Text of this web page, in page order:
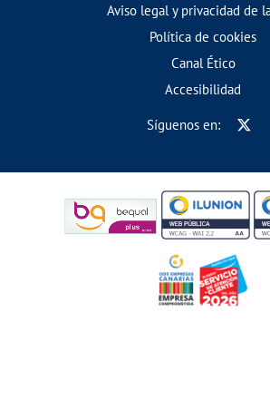
Aviso legal y privacidad de
Política de cookies
Canal Ético
Accesibilidad
Síguenos en: